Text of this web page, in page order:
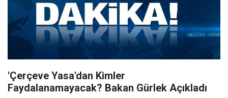
'Çerçeve Yasa'dan Kimler
Faydalanamayacak? Bakan Gürlek Açıkladı